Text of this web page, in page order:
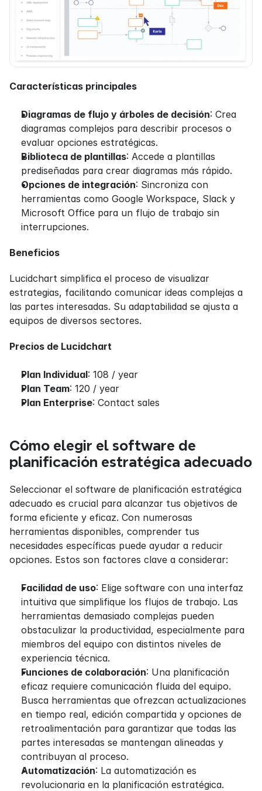
Características principales
Diagramas de flujo y árboles de decisión: Crea
diagramas complejos para describir procesos o
evaluar opciones estratégicas.
Biblioteca de plantillas: Accede a plantillas
prediseñadas para crear diagramas más rápido.
Opciones de integración: Sincroniza con
herramientas como Google Workspace, Slack y
Microsoft Office para un flujo de trabajo sin
interrupciones.
Beneficios
Lucidchart simplifica el proceso de visualizar
estrategias, facilitando comunicar ideas complejas a
las partes interesadas. Su adaptabilidad se ajusta a
equipos de diversos sectores.
Precios de Lucidchart
Plan Individual: 108 / year
Plan Team: 120 / year
Plan Enterprise: Contact sales
Cómo elegir el software de
planificación estratégica adecuado
Seleccionar el software de planificación estratégica
adecuado es crucial para alcanzar tus objetivos de
forma eficiente y eficaz. Con numerosas
herramientas disponibles, comprender tus
necesidades específicas puede ayudar a reducir
opciones. Estos son factores clave a considerar:
Facilidad de uso: Elige software con una interfaz
intuitiva que simplifique los flujos de trabajo. Las
herramientas demasiado complejas pueden
obstaculizar la productividad, especialmente para
miembros del equipo con distintos niveles de
experiencia técnica.
Funciones de colaboración: Una planificación
eficaz requiere comunicación fluida del equipo.
Busca herramientas que ofrezcan actualizaciones
en tiempo real, edición compartida y opciones de
retroalimentación para garantizar que todas las
partes interesadas se mantengan alineadas y
contribuyan al proceso.
Automatización: La automatización es
revolucionaria en la planificación estratégica.